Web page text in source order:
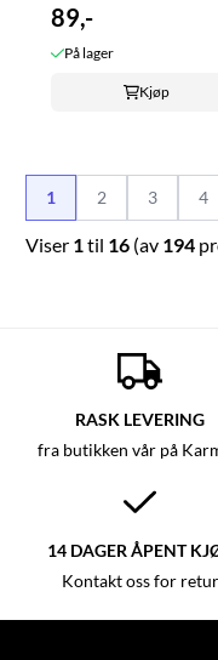
4mm
89,-
På lager
Kjøp
1 2 3 4
Viser 1til 16 (av 194
RASK LEVERING
fra butikken vår på
14 DAGER ÅPENT
Kontakt oss for retur